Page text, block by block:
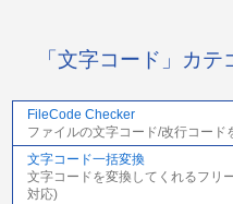
「文字コード」カ
FileCode Checker
ファイルの文字コード/改行コード
文字コード一括変換
文字コードを変換してくれるフリ
対応)